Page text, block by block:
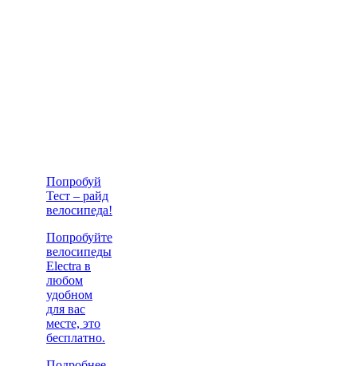
Попробуй
Тест – райд
велосипеда!
Попробуйте
велосипеды
Electra в
любом
удобном
для вас
месте, это
бесплатно.